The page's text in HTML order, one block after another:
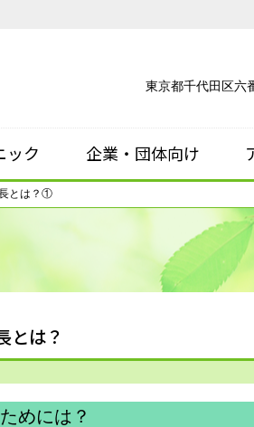
東京都千代田区六
ック 企業・団体向け
とは？①
とは？
めには？